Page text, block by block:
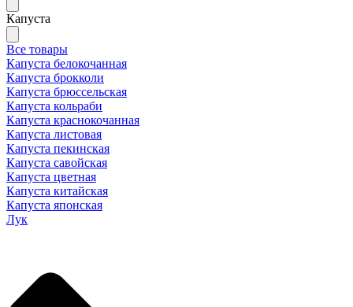
Капуста
Все товары
Капуста белокочанная
Капуста брокколи
Капуста брюссельская
Капуста кольраби
Капуста краснокочанная
Капуста листовая
Капуста пекинская
Капуста савойская
Капуста цветная
Капуста китайская
Капуста японская
Лук